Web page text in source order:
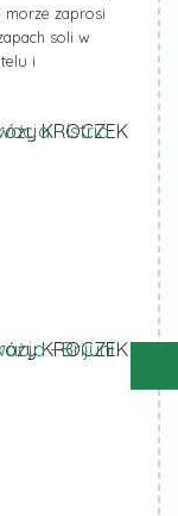
morze zaprosi
soli w
i
KROCZEK
KROCZEK